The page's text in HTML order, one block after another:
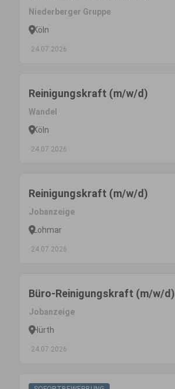
Niederberger Gruppe
Köln
24.07.2026
Reinigungskraft (m/w/d)
Wandel
Köln
24.07.2026
Reinigungskraft (m/w/d)
Jobanzeige
Lohmar
24.07.2026
Büro-Reinigungskraft (m/w/d)
Jobanzeige
Hürth
24.07.2026